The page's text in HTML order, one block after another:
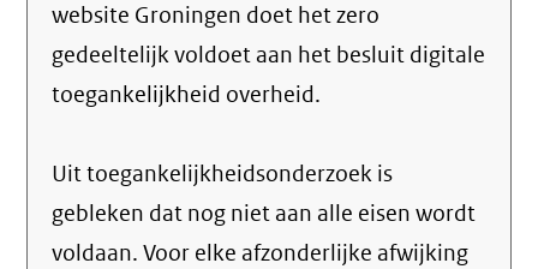
website Groningen doet het zero
gedeeltelijk voldoet aan het besluit digitale
toegankelijkheid overheid.
Uit toegankelijkheidsonderzoek is
gebleken dat nog niet aan alle eisen wordt
voldaan. Voor elke afzonderlijke afwijking